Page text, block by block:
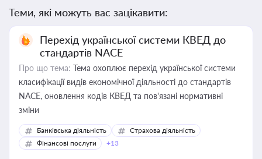
Теми, які можуть вас зацікавити:
Перехід української системи КВЕД до
стандартів NACE
Про що тема: Тема охоплює перехід української системи
класифікації видів економічної діяльності до стандартів
NACE, оновлення кодів КВЕД та пов'язані нормативні
зміни
Банківська діяльність
Страхова діяльність
Фінансові послуги
+13